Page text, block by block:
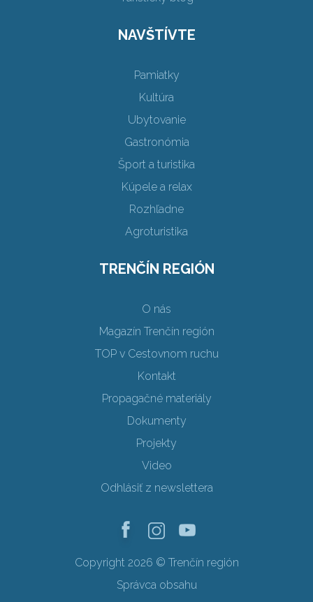
NAVŠTÍVTE
Pamiatky
Kultúra
Ubytovanie
Gastronómia
Šport a turistika
Kúpele a relax
Rozhľadne
Agroturistika
TRENČÍN REGIÓN
O nás
Magazín Trenčín región
TOP v Cestovnom ruchu
Kontakt
Propagačné materiály
Dokumenty
Projekty
Video
Odhlásiť z newslettera
Copyright 2026 © Trenčín región
Správca obsahu